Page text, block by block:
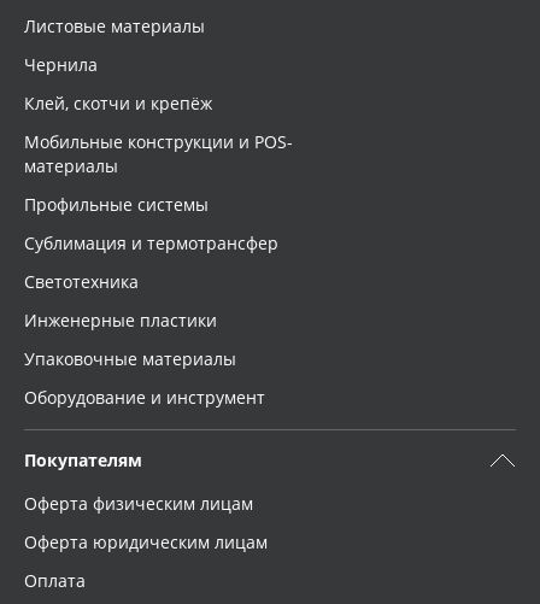
Листовые материалы
Чернила
Клей, скотчи и крепёж
Мобильные конструкции и POS-
материалы
Профильные системы
Сублимация и термотрансфер
Светотехника
Инженерные пластики
Упаковочные материалы
Оборудование и инструмент
Покупателям
Оферта физическим лицам
Оферта юридическим лицам
Оплата